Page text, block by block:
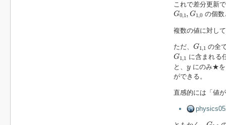
これで差分更新
G0,1, G1,0
G0 ,G 1 ,0の個数
複数の値に対し
ただ、 G1,1
G1 の全
G1,1
G1 1に含まれる
と、 y
yにのみ★を
ができる。
直感的には「値
G1